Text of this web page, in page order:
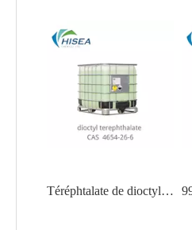
Téréphtalate de dioctyle intermédiaire liquide organique